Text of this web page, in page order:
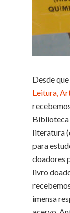
Desde
Leitura,
Biblioteca
literatura
para
doadores
livro
imensa